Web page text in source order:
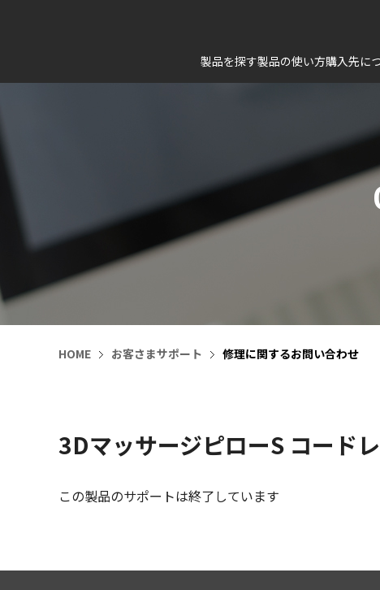
製品を探す製品の使い方購入先に
HOME お客さまサポート 修理に関するお問い合わせ
3DマッサージピローS コード
この製品のサポートは終了しています